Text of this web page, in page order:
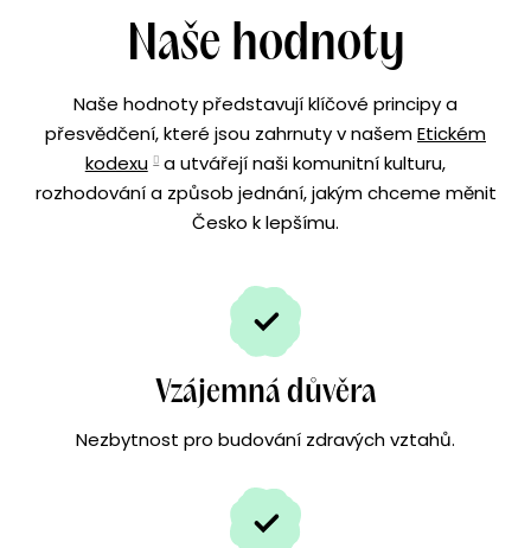
Naše hodnoty
Naše hodnoty představují klíčové principy a
přesvědčení, které jsou zahrnuty v našemEtickém
kodexu a utvářejí naši komunitní kulturu,
rozhodování a způsob jednání, jakým chceme měnit
Česko k lepšímu.
Vzájemná důvěra
Nezbytnost pro budování zdravých vztahů.